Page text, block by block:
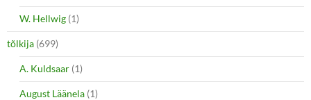
W. Hellwig (1)
tõlkija (699)
A. Kuldsaar (1)
August Läänela (1)